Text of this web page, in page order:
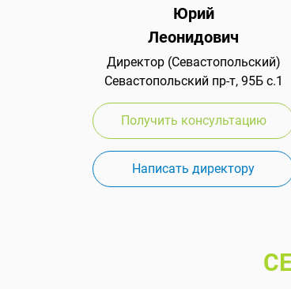
Юрий
Леонидович
Директор (Севастопольский)
Севастопольский пр-т, 95Б с.1
Получить консультацию
Написать директору